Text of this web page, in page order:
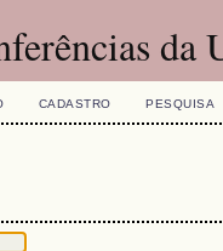
da
CADASTRO PESQUISA